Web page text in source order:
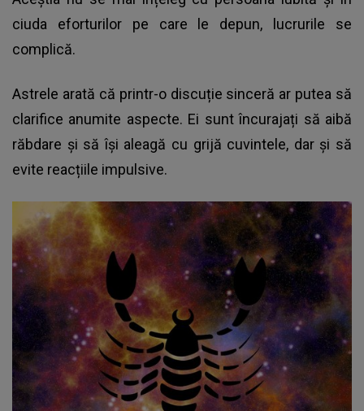
ciuda eforturilor pe care le depun, lucrurile se
complică.
Astrele arată că printr-o discuție sinceră ar putea să
clarifice anumite aspecte. Ei sunt încurajați să aibă
răbdare și să își aleagă cu grijă cuvintele, dar și să
evite reacțiile impulsive.